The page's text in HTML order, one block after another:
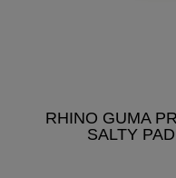
RHINO GUMA
SALTY